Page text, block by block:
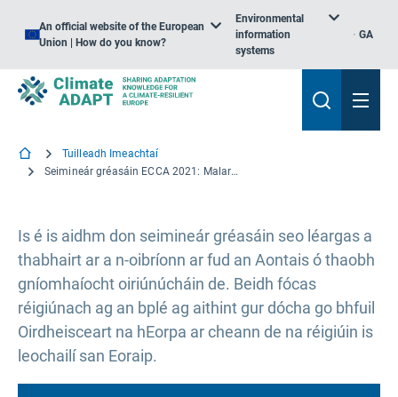
An official website of the European
Union | How do you know?
Environmental
information
systems
GA
Tuilleadh Imeachtaí
Seimineár gréasáin ECCA 2021: Malartú maidir le gníomhú ar son na haeráide: eolas agus taithí a roinnt maidir lena n-oibríonn ar fud an Aontais
Is é is aidhm don seimineár gréasáin seo léargas a
thabhairt ar a n-oibríonn ar fud an Aontais ó thaobh
gníomhaíocht oiriúnúcháin de. Beidh fócas
réigiúnach ag an bplé ag aithint gur dócha go bhfuil
Oirdheisceart na hEorpa ar cheann de na réigiúin is
leochailí san Eoraip.